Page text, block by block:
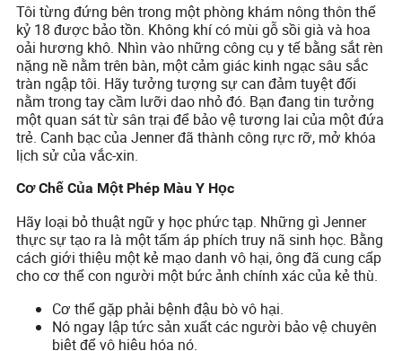
Tôi từng đứng bên trong một phòng khám nông thôn thế
kỷ 18 được bảo tồn. Không khí có mùi gỗ sồi già và hoa
oải hương khô. Nhìn vào những công cụ y tế bằng sắt rèn
nặng nề nằm trên bàn, một cảm giác kinh ngạc sâu sắc
tràn ngập tôi. Hãy tưởng tượng sự can đảm tuyệt đối
nằm trong tay cầm lưỡi dao nhỏ đó. Bạn đang tin tưởng
một quan sát từ sân trại để bảo vệ tương lai của một đứa
trẻ. Canh bạc của Jenner đã thành công rực rỡ, mở khóa
lịch sử của vắc-xin.
Cơ Chế Của Một Phép Màu Y Học
Hãy loại bỏ thuật ngữ y học phức tạp. Những gì Jenner
thực sự tạo ra là một tấm áp phích truy nã sinh học. Bằng
cách giới thiệu một kẻ mạo danh vô hại, ông đã cung cấp
cho cơ thể con người một bức ảnh chính xác của kẻ thù.
Cơ thể gặp phải bệnh đậu bò vô hại.
Nó ngay lập tức sản xuất các người bảo vệ chuyên
biệt để vô hiệu hóa nó.